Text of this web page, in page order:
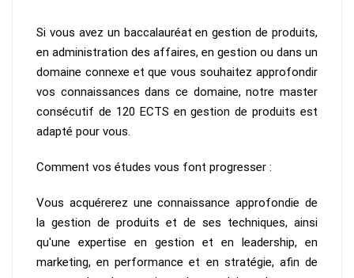
Si vous avez un baccalauréat en gestion de produits,
en administration des affaires, en gestion ou dans un
domaine connexe et que vous souhaitez approfondir
vos connaissances dans ce domaine, notre master
consécutif de 120 ECTS en gestion de produits est
adapté pour vous.
Comment vos études vous font progresser :
Vous acquérerez une connaissance approfondie de
la gestion de produits et de ses techniques, ainsi
qu'une expertise en gestion et en leadership, en
marketing, en performance et en stratégie, afin de